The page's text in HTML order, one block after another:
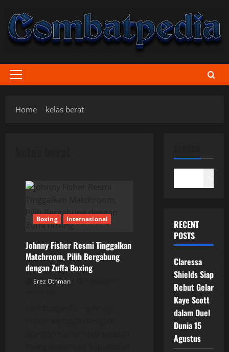
content
Primary
Home
kelas berat
Boxing Internasional
Johnny Fisher Resmi Tinggalkan
Matchroom, Pilih Bergabung
dengan Zuffa Boxing
Erez Othman
RECENT
POSTS
Claressa
Shields Siap
Rebut Gelar
Kaye Scott
dalam Duel
Dunia 15
Agustus